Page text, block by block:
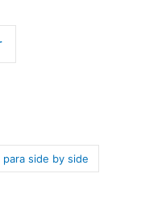
para side by side